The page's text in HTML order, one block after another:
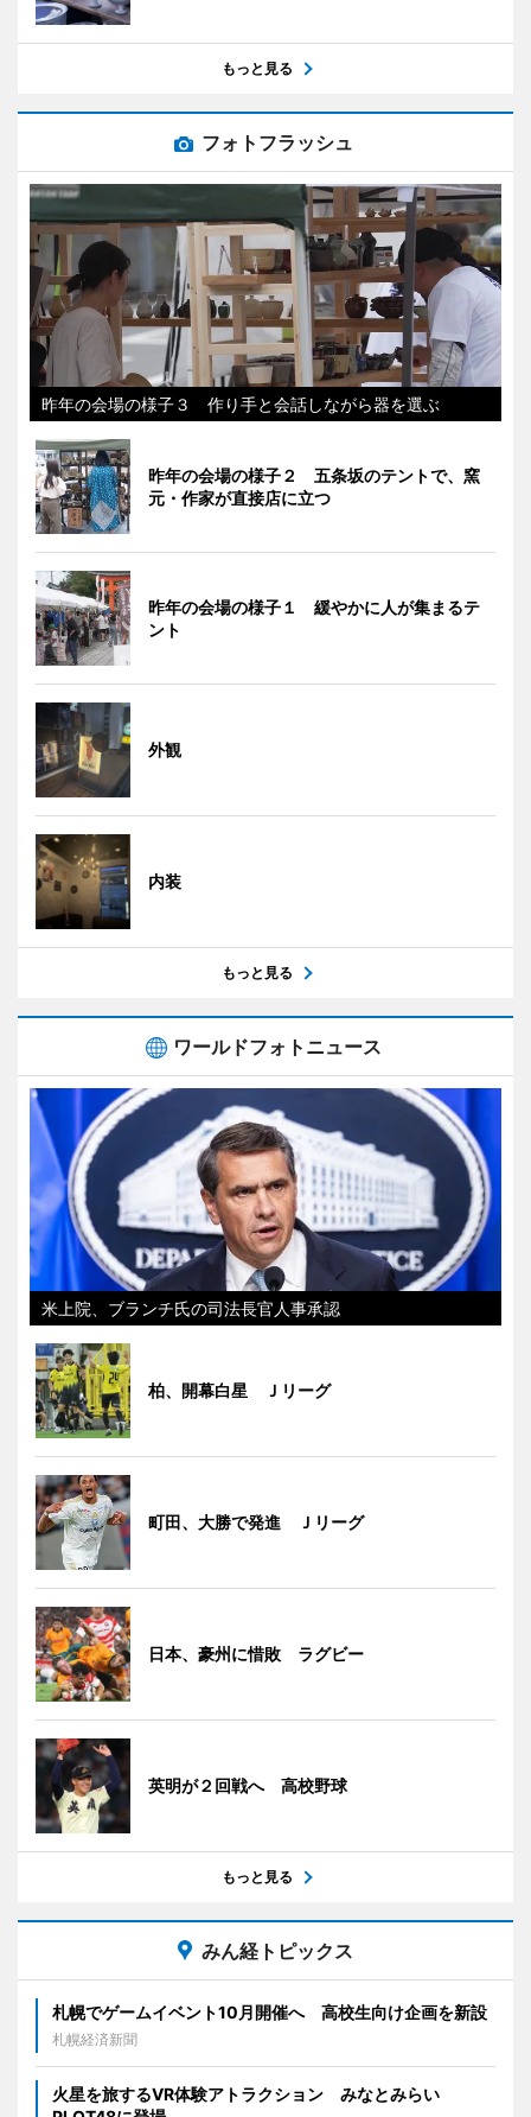
もっと見る
フォトフラッシュ
昨年の会場の様子３ 作り手と会話しながら器を選ぶ
昨年の会場の様子２ 五条坂のテントで、窯
元・作家が直接店に立つ
昨年の会場の様子１ 緩やかに人が集まるテ
ント
外観
内装
もっと見る
ワールドフォトニュース
米上院、ブランチ氏の司法長官人事承認
柏、開幕白星 Ｊリーグ
町田、大勝で発進 Ｊリーグ
日本、豪州に惜敗 ラグビー
英明が２回戦へ 高校野球
もっと見る
みん経トピックス
札幌でゲームイベント10月開催へ 高校生向け企画を新設
札幌経済新聞
火星を旅するVR体験アトラクション みなとみらい